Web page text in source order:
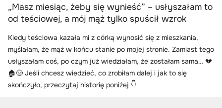
„Masz miesiąc, żeby się wynieść” – usłyszałam to
od teściowej, a mój mąż tylko spuścił wzrok
Kiedy teściowa kazała mi z córką wynosić się z mieszkania,
myślałam, że mąż w końcu stanie po mojej stronie. Zamiast tego
usłyszałam coś, po czym już wiedziałam, że zostałam sama… 💔
🏠😢 Jeśli chcesz wiedzieć, co zrobiłam dalej i jak to się
skończyło, przeczytaj historię poniżej 👇